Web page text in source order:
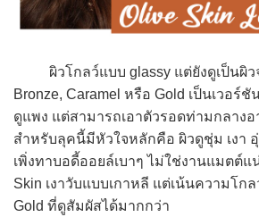
ผิวโกลว์แบบ glassy แต่ยังดูเป็นผิวจ
Bronze, Caramel หรือ Gold เป็นเวอร์
ดูแพง แต่สามารถเอาตัวรอดท่ามกลาง
สำหรับลุคนี้มีหัวใจหลักคือ ผิวดูชุ่ม เงา
เพิ่งทาบอดี้ออยล์เบาๆ ไม่ใช่งานแมตต์แ
Skin เงาวับแบบเกาหลี แต่เน้นความโก
Gold ที่ดูสัมผัสได้มากกว่า